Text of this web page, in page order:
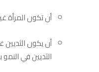
أن تكون المرأة
أن يكون
الثديين في